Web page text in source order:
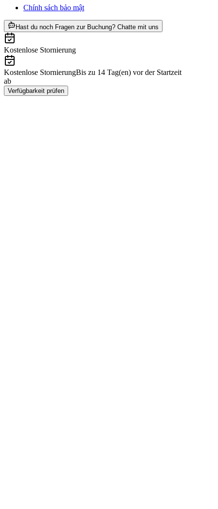
Chính sách bảo mật
Hast du noch Fragen zur Buchung? Chatte mit uns
Kostenlose Stornierung
Kostenlose StornierungBis zu 14 Tag(en) vor der Startzeit
ab
Verfügbarkeit prüfen